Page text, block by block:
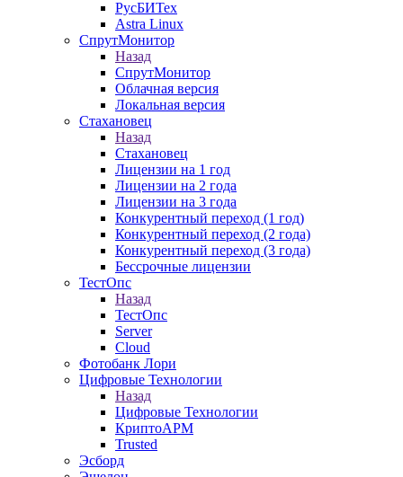
РусБИТех
Astra Linux
СпрутМонитор
Назад
СпрутМонитор
Облачная версия
Локальная версия
Стахановец
Назад
Стахановец
Лицензии на 1 год
Лицензии на 2 года
Лицензии на 3 года
Конкурентный переход (1 год)
Конкурентный переход (2 года)
Конкурентный переход (3 года)
Бессрочные лицензии
ТестОпс
Назад
ТестОпс
Server
Cloud
Фотобанк Лори
Цифровые Технологии
Назад
Цифровые Технологии
КриптоАРМ
Trusted
Эсборд